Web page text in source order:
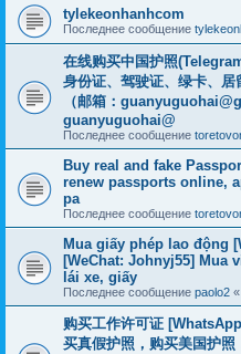
tylekeonhanhcom
Последнее сообщение
在线购买中国护照
身份证、驾驶证、绿卡、居
（邮箱：
guanyuguohai@
Последнее сообщение
Buy real and fake
renew passports online,
pa
Последнее сообщение
Mua giấy phép lao động
[WeChat: Johnyj55]
lái xe, giấy
Последнее сообщение paolo2 «
购买工作许可证
买真假护照，购买美国护